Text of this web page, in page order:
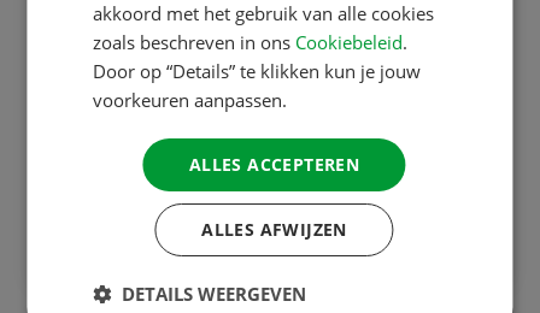
07-02-2025
De schorsing van uw camper...
Veel camperbezitters kiezen ervoor om hun
camper in de winterperiode te schorsen, omdat
ze deze dan toch niet gebruiken. Schorsen...
SWEDISH
akkoord met het gebruik van alle cookies
zoals beschreven in ons Cookiebeleid.
Door op “Details” te klikken kun je jouw
voorkeuren aanpassen.
ALLES ACCEPTEREN
ALLES AFWIJZEN
DETAILS WEERGEVEN